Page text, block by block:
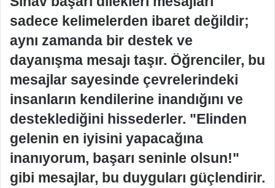
sadece kelimelerden ibaret değildir;
aynı zamanda bir destek ve
dayanışma mesajı taşır. Öğrenciler, bu
mesajlar sayesinde çevrelerindeki
insanların kendilerine inandığını ve
desteklediğini hissederler. "Elinden
gelenin en iyisini yapacağına
inanıyorum, başarı seninle olsun!"
gibi mesajlar, bu duyguları güçlendirir.